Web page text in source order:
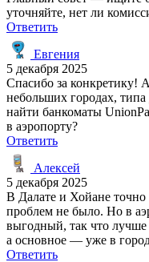
уточняйте, нет ли
Ответить
Евгения
5 декабря 2025
Спасибо за конкретику!
небольших городах,
найти банкоматы
в аэропорту?
Ответить
Алексей
5 декабря 2025
В Далате и Хойане
проблем не было. Но в
выгодный, так что
а основное — уже в
Ответить